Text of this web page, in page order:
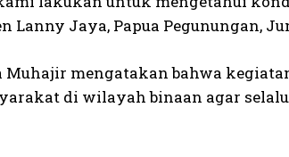
Jaya, Papua Pegunungan,
Muhajir mengatakan bahwa
di wilayah binaan agar